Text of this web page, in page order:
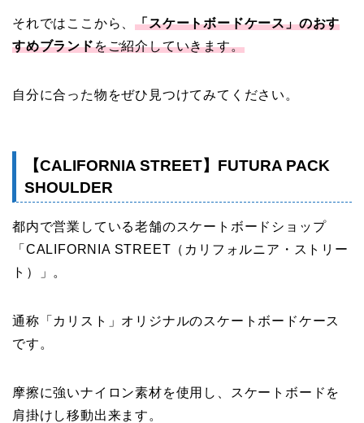
それではここから、「スケートボードケース」のおす
すめブランドをご紹介していきます。
自分に合った物をぜひ見つけてみてください。
【CALIFORNIA STREET】FUTURA PACK
SHOULDER
都内で営業している老舗のスケートボードショップ
「CALIFORNIA STREET（カリフォルニア・ストリー
ト）」。
通称「カリスト」オリジナルのスケートボードケース
です。
摩擦に強いナイロン素材を使用し、スケートボードを
肩掛けし移動出来ます。